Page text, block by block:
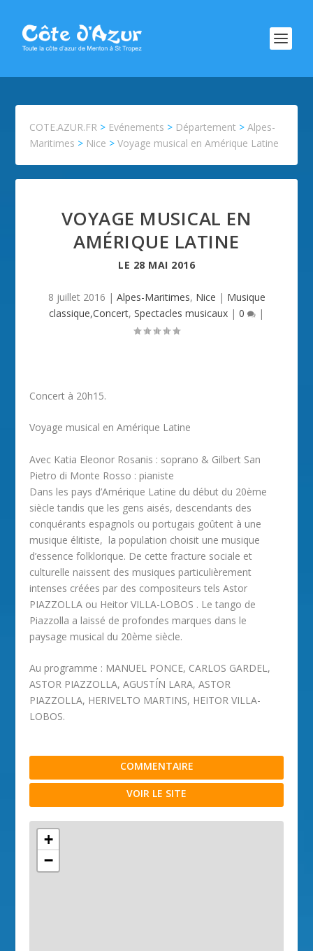
COTE.AZUR.FR > Evénements > Département >Alpes-
Maritimes > Nice >Voyage musical en Amérique Latine
VOYAGE MUSICAL EN
AMÉRIQUE LATINE
LE 28 MAI 2016
8 juillet 2016 | Alpes-Maritimes, Nice | Musique
classique,Concert, Spectacles musicaux | 0 |
Concert à 20h15.
Voyage musical en Amérique Latine
Avec Katia Eleonor Rosanis : soprano & Gilbert San
Pietro di Monte Rosso : pianiste
Dans les pays d’Amérique Latine du début du 20ème
siècle tandis que les gens aisés, descendants des
conquérants espagnols ou portugais goûtent à une
musique élitiste, la population choisit une musique
d’essence folklorique. De cette fracture sociale et
culturelle naissent des musiques particulièrement
intenses créées par des compositeurs tels Astor
PIAZZOLLA ou Heitor VILLA-LOBOS . Le tango de
Piazzolla a laissé de profondes marques dans le
paysage musical du 20ème siècle.
Au programme : MANUEL PONCE, CARLOS GARDEL,
ASTOR PIAZZOLLA, AGUSTÍN LARA, ASTOR
PIAZZOLLA, HERIVELTO MARTINS, HEITOR VILLA-
LOBOS.
COMMENTAIRE
VOIR LE SITE
+
−